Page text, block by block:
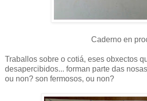
Caderno en
Traballos sobre o cotiá, eses obxectos
desapercibidos... forman parte das
ou non? son fermosos, ou non?